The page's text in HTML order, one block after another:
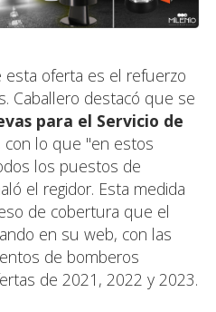
esta oferta es el refuerzo
Caballero destacó que se
para el Servicio de
con lo que "en estos
los puestos de
el regidor. Esta medida
de cobertura que el
en su web, con las
de bomberos
de 2021, 2022 y 2023.